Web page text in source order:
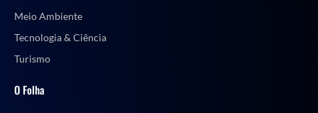
Meio Ambiente
Tecnologia & Ciência
Turismo
O Folha